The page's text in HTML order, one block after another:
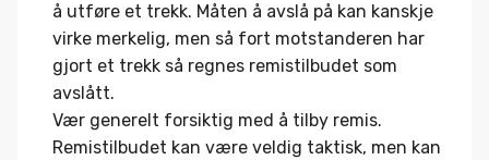
å utføre et trekk. Måten å avslå på kan kanskje
virke merkelig, men så fort motstanderen har
gjort et trekk så regnes remistilbudet som
avslått.
Vær generelt forsiktig med å tilby remis.
Remistilbudet kan være veldig taktisk, men kan